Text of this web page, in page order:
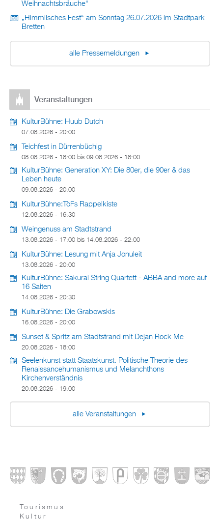
Weihnachtsbräuche“
„Himmlisches Fest“ am Sonntag 26.07.2026 im Stadtpark
Bretten
alle Pressemeldungen
Veranstaltungen
KulturBühne: Huub Dutch
07.08.2026 - 20:00
Teichfest in Dürrenbüchig
08.08.2026 - 18:00 bis 09.08.2026 - 18:00
KulturBühne: Generation XY: Die 80er, die 90er & das
Leben heute
09.08.2026 - 20:00
KulturBühne:TöFs Rappelkiste
12.08.2026 - 16:30
Weingenuss am Stadtstrand
13.08.2026 - 17:00 bis 14.08.2026 - 22:00
KulturBühne: Lesung mit Anja Jonuleit
13.08.2026 - 20:00
KulturBühne: Sakurai String Quartett - ABBA and more auf
16 Saiten
14.08.2026 - 20:30
KulturBühne: Die Grabowskis
16.08.2026 - 20:00
Sunset & Spritz am Stadtstrand mit Dejan Rock Me
20.08.2026 - 18:00
Seelenkunst statt Staatskunst. Politische Theorie des
Renaissancehumanismus und Melanchthons
Kirchenverständnis
20.08.2026 - 19:00
alle Veranstaltungen
Tourismus
Kultur